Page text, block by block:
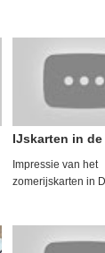
IJskarten in
Impressie van het
zomerijskarten in